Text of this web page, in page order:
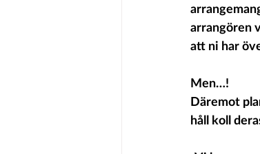
arrangören
att ni har
Men…!
Däremot
håll koll